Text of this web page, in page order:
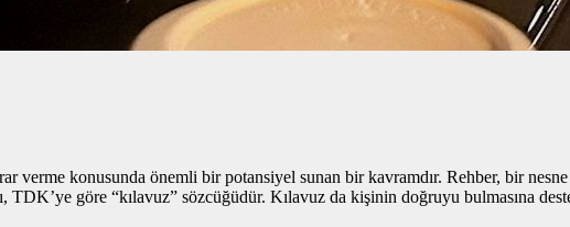
verme konusunda önemli bir potansiyel sunan bir kavramdır. Rehber, bir
TDK’ye göre “kılavuz” sözcüğüdür. Kılavuz da kişinin doğruyu bulmasına